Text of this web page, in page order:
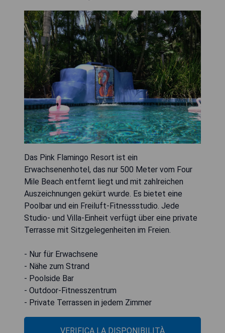
Das Pink Flamingo Resort ist ein
Erwachsenenhotel, das nur 500 Meter vom Four
Mile Beach entfernt liegt und mit zahlreichen
Auszeichnungen gekürt wurde. Es bietet eine
Poolbar und ein Freiluft-Fitnessstudio. Jede
Studio- und Villa-Einheit verfügt über eine private
Terrasse mit Sitzgelegenheiten im Freien.
- Nur für Erwachsene
- Nähe zum Strand
- Poolside Bar
- Outdoor-Fitnesszentrum
- Private Terrassen in jedem Zimmer
VERIFICA LA DISPONIBILITÀ